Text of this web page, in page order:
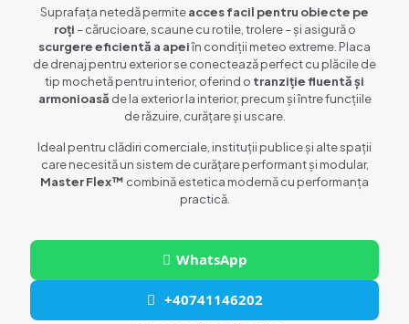
Suprafața netedă permiteacces facil pentru obiecte pe
roți – cărucioare, scaune cu rotile, trolere – și asigură o
scurgere eficientă a apeiîn condiții meteo extreme. Placa
de drenaj pentru exterior se conectează perfect cu plăcile de
tip mochetă pentru interior, oferind o tranziție fluentă și
armonioasă de la exterior la interior, precum și între funcțiile
de răzuire, curățare și uscare.
Ideal pentru clădiri comerciale, instituții publice și alte spații
care necesită un sistem de curățare performant și modular,
Master Flex™ combină estetica modernă cu performanța
practică.
WhatsApp
+40741146202